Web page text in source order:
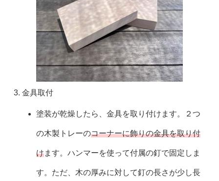
金具取付
塗装が乾燥したら、金具を取り付けます。２つ
の木製トレーのコーナーに飾りの金具を取り付
けます。ハンマーを使って付属の釘で固定しま
す。ただ、木の厚みに対して釘の長さが少し長